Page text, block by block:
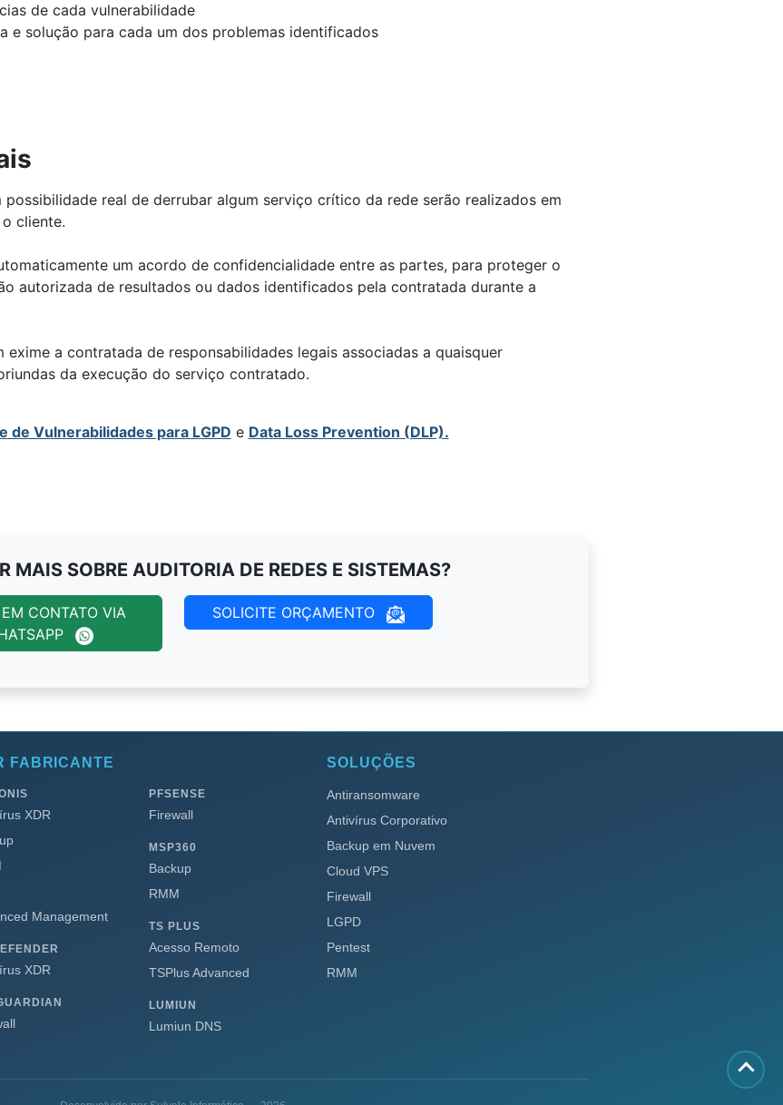
de cada vulnerabilidade
e solução para cada um dos problemas identificados
real de derrubar algum serviço crítico da rede serão realizados em
cliente.
um acordo de confidencialidade entre as partes, para proteger o
autorizada de resultados ou dados identificados pela contratada durante a
a contratada de responsabilidades legais associadas a quaisquer
da execução do serviço contratado.
de Vulnerabilidades para LGPD e Data Loss Prevention (DLP).
MAIS SOBRE AUDITORIA DE REDES E SISTEMAS?
CONTATO VIA
SOLICITE ORÇAMENTO
FABRICANTE
XDR
Management
XDR
PFSENSE
Firewall
MSP360
Backup
RMM
TS PLUS
Acesso Remoto
TSPlus Advanced
LUMIUN
Lumiun DNS
SOLUÇÕES
Antiransomware
Antivírus Corporativo
Backup em Nuvem
Cloud VPS
Firewall
LGPD
Pentest
RMM